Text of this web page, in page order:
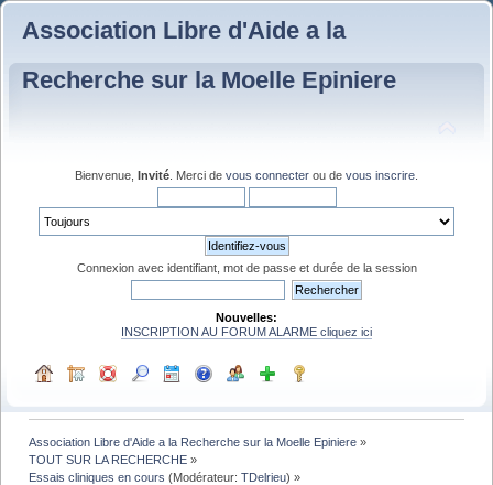
Association Libre d'Aide a la
Recherche sur la Moelle Epiniere
Bienvenue, Invité . Merci de vous connecter ou de vous inscrire
Connexion avec identifiant, mot de passe et durée de la session
Nouvelles:
INSCRIPTION AU FORUM ALARME cliquez ici
Association Libre d'Aide a la Recherche sur la Moelle Epiniere »
TOUT SUR LA RECHERCHE »
Essais cliniques en cours (Modérateur:TDelrieu) »